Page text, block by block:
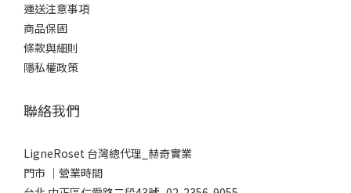
運送注意事項
商品保固
條款與細則
隱私權政策
聯絡我們
LigneRoset 台灣總代理_赫奇實業
門市 │營業時間